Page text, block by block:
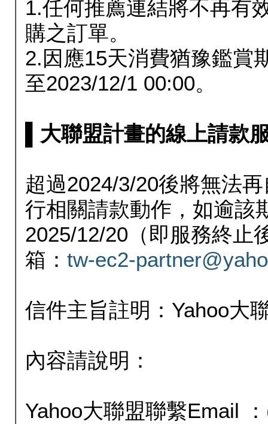
1.任何推薦連結將不再有
購之訂單。
2.因應15天消費猶豫鑑賞
至2023/12/1 00:00。
▌大聯盟計畫的線上請款
超過2024/3/20後將無法
行相關請款動作，如逾該
2025/12/20（即服務終止
箱： tw-ec2-
信件主旨註明：Yahoo大
內容請說明：
Yahoo大聯盟聯繫Email